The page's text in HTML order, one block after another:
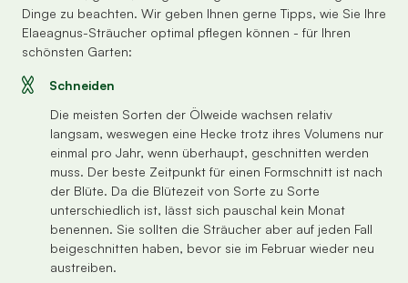
Dinge zu beachten. Wir geben Ihnen gerne Tipps, wie Sie Ihre
Elaeagnus-Sträucher optimal pflegen können - für Ihren
schönsten Garten:
Schneiden
Die meisten Sorten der Ölweide wachsen relativ
langsam, weswegen eine Hecke trotz ihres Volumens nur
einmal pro Jahr, wenn überhaupt, geschnitten werden
muss. Der beste Zeitpunkt für einen Formschnitt ist nach
der Blüte. Da die Blütezeit von Sorte zu Sorte
unterschiedlich ist, lässt sich pauschal kein Monat
benennen. Sie sollten die Sträucher aber auf jeden Fall
beigeschnitten haben, bevor sie im Februar wieder neu
austreiben.